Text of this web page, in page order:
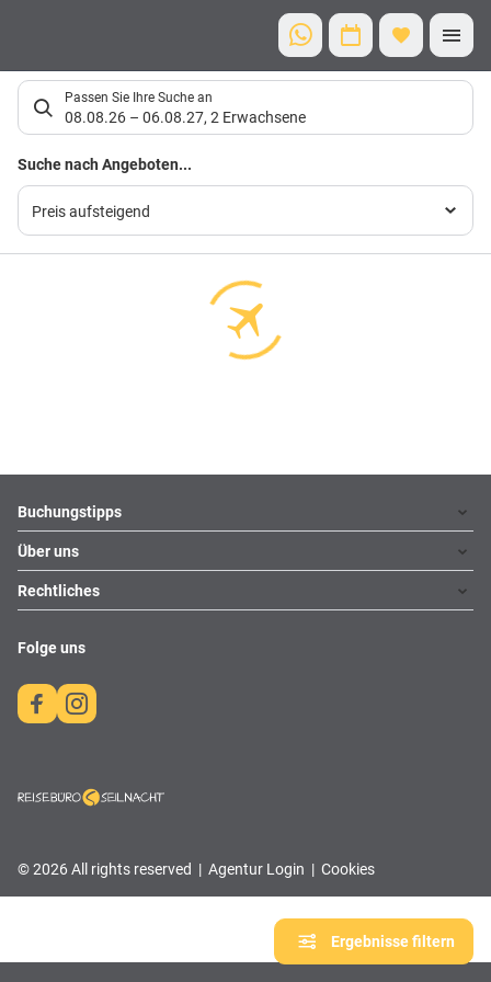
Suchlistenseite
Passen Sie Ihre Suche an
08.08.26 – 06.08.27, 2 Erwachsene
Ergebnisse filtern
Suche nach Angeboten...
Preis aufsteigend
Footer navigation
Buchungstipps
Warum im Reisebüro buchen
Hoteltipps
Reisewelten
Über uns
Kontakt
Karriere
Rechtliches
AGBs
Folge uns
©2026All rights reserved | Agentur Login | Cookies